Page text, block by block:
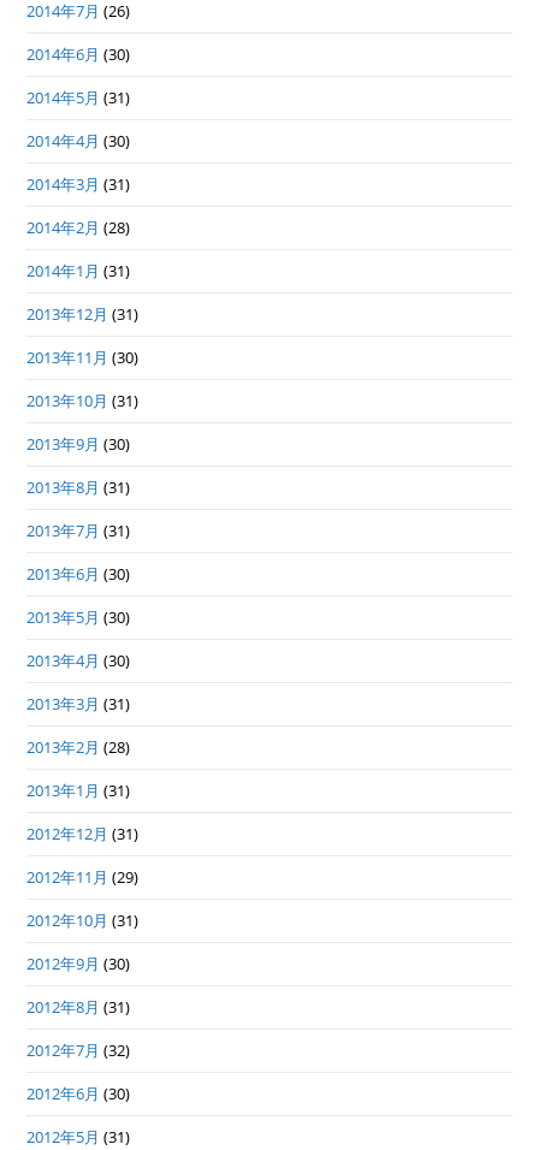
2014年7月 (26)
2014年6月 (30)
2014年5月 (31)
2014年4月 (30)
2014年3月 (31)
2014年2月 (28)
2014年1月 (31)
2013年12月 (31)
2013年11月 (30)
2013年10月 (31)
2013年9月 (30)
2013年8月 (31)
2013年7月 (31)
2013年6月 (30)
2013年5月 (30)
2013年4月 (30)
2013年3月 (31)
2013年2月 (28)
2013年1月 (31)
2012年12月 (31)
2012年11月 (29)
2012年10月 (31)
2012年9月 (30)
2012年8月 (31)
2012年7月 (32)
2012年6月 (30)
2012年5月 (31)